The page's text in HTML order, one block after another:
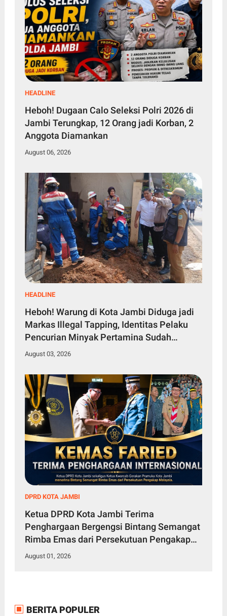
HEADLINE
Heboh! Dugaan Calo Seleksi Polri 2026 di
Jambi Terungkap, 12 Orang jadi Korban, 2
Anggota Diamankan
August 06, 2026
HEADLINE
Heboh! Warung di Kota Jambi Diduga jadi
Markas Illegal Tapping, Identitas Pelaku
Pencurian Minyak Pertamina Sudah
Diketahui
August 03, 2026
DPRD KOTA JAMBI
Ketua DPRD Kota Jambi Terima
Penghargaan Bergengsi Bintang Semangat
Rimba Emas dari Persekutuan Pengakap
Malaysia
August 01, 2026
BERITA POPULER